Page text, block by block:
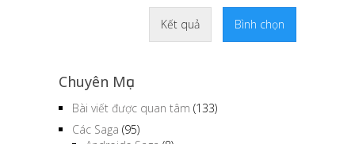
Kết quả Bình chọn
Chuyên Mục
Bài viết được quan tâm (133)
Các Saga (95)